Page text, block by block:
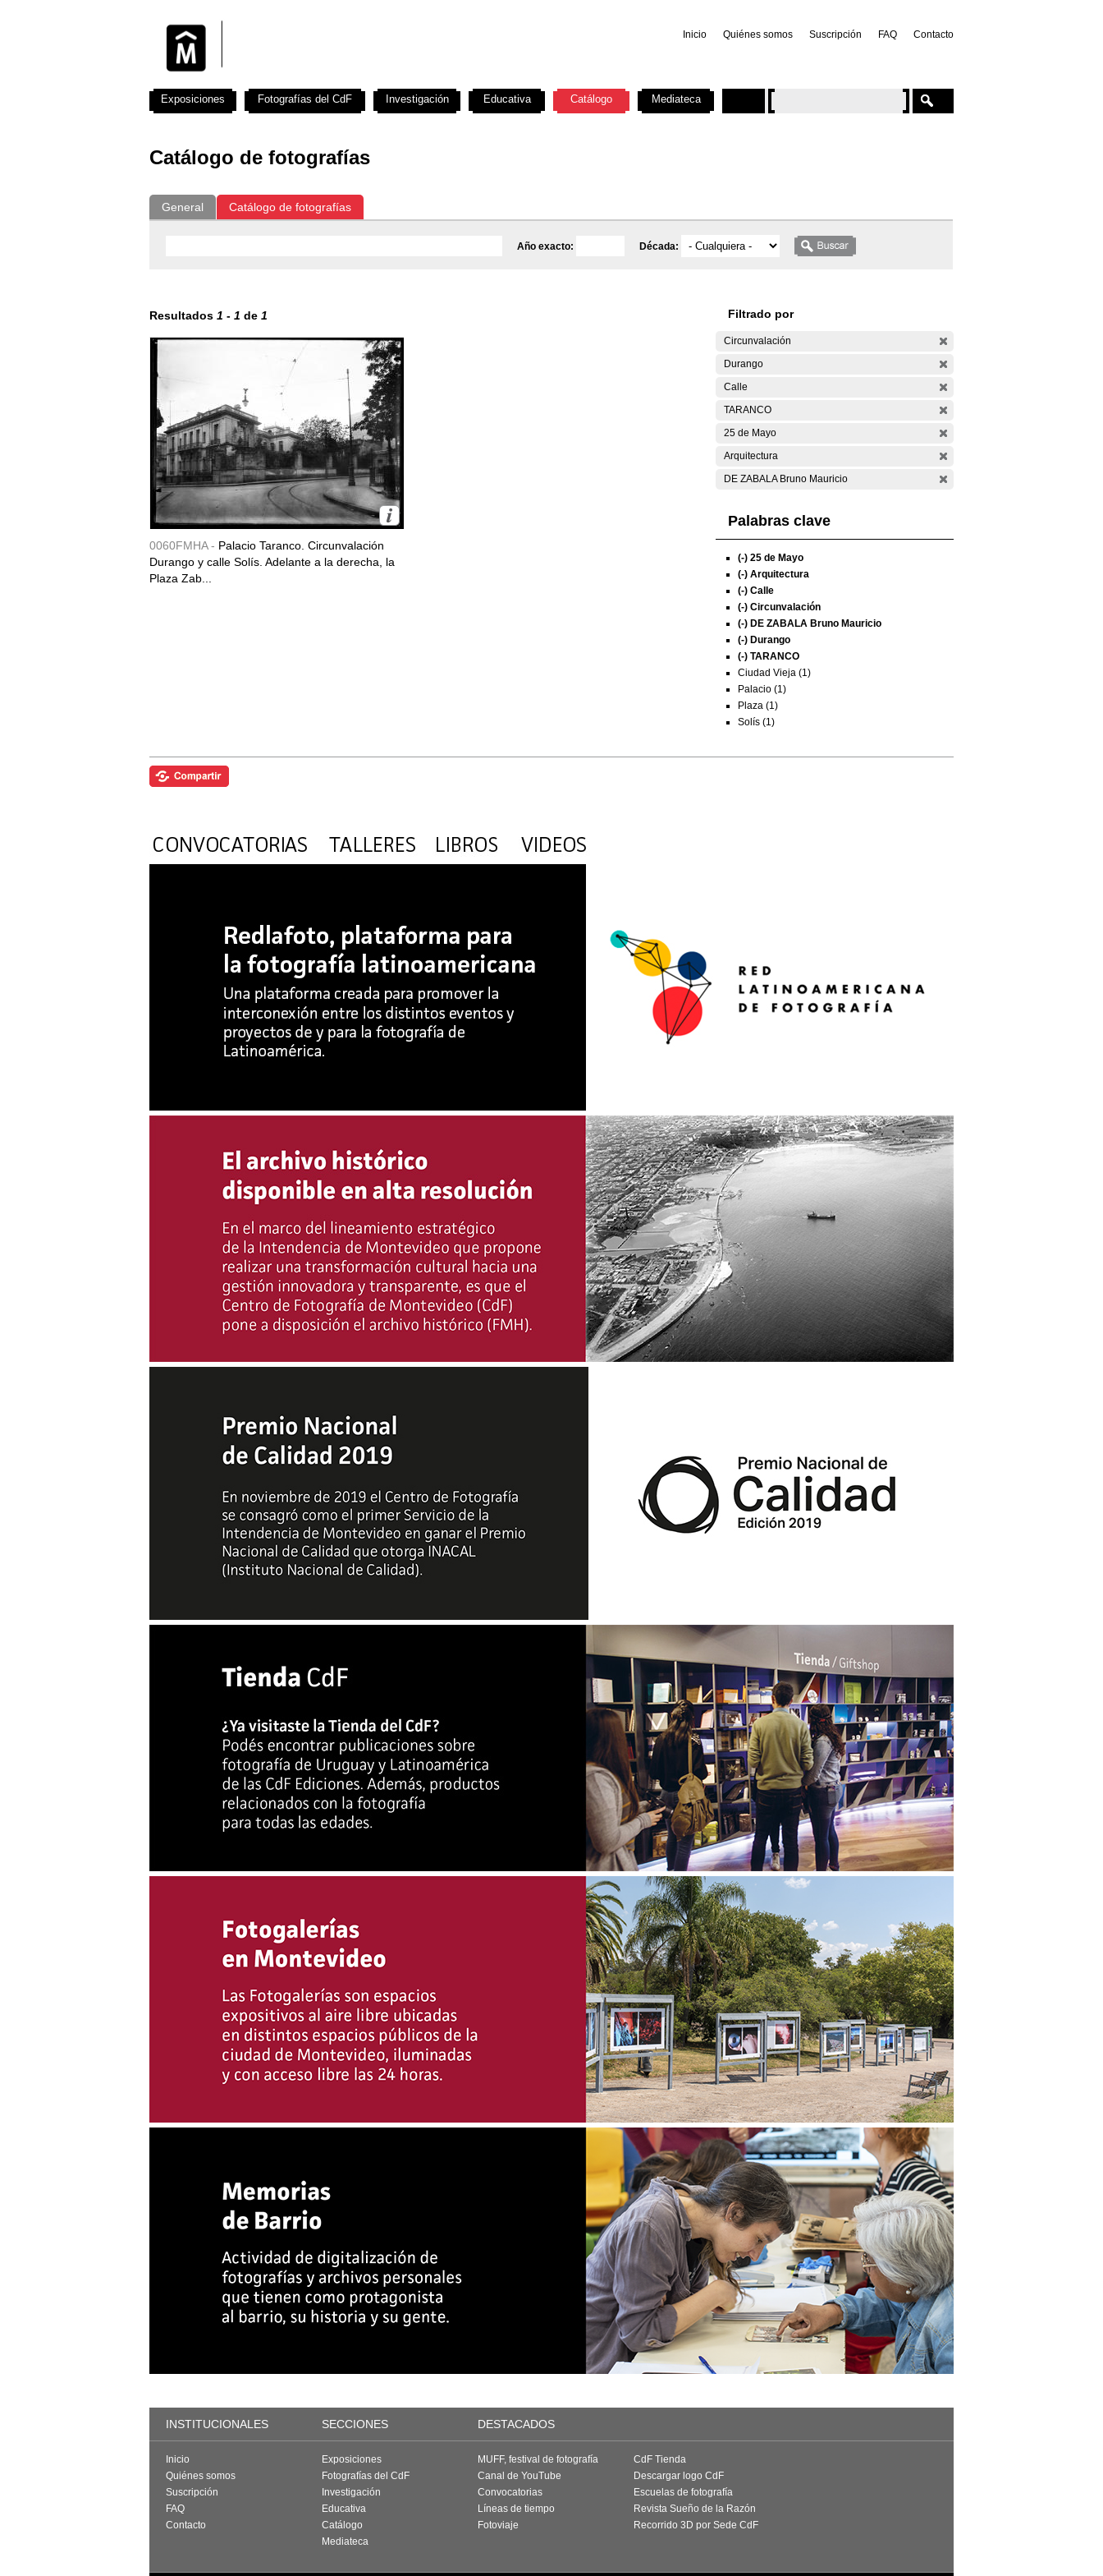
Inicio Quiénes somos Suscripción FAQ Contacto
Catálogo de fotografías
General Catálogo de fotografías
Año exacto: Década:
Resultados 1 - 1 de 1
0060FMHA - Palacio Taranco. Circunvalación
Durango y calle Solís. Adelante a la derecha, la
Plaza Zab...
Filtrado por
Circunvalación
Durango
Calle
TARANCO
25 de Mayo
Arquitectura
DE ZABALA Bruno Mauricio
Palabras clave
(-) 25 de Mayo
(-) Arquitectura
(-) Calle
(-) Circunvalación
(-) DE ZABALA Bruno Mauricio
(-) Durango
(-) TARANCO
Ciudad Vieja (1)
Palacio (1)
Plaza (1)
Solís (1)
Exposiciones Fotografías del CdF Investigación Educativa Catálogo Mediateca
INSTITUCIONALES SECCIONES DESTACADOS
Inicio
Quiénes somos
Suscripción
FAQ
Contacto
Exposiciones
Fotografías del CdF
Investigación
Educativa
Catálogo
Mediateca
MUFF, festival de fotografía
Canal de YouTube
Convocatorias
Líneas de tiempo
Fotoviaje
CdF Tienda
Descargar logo CdF
Escuelas de fotografía
Revista Sueño de la Razón
Recorrido 3D por Sede CdF